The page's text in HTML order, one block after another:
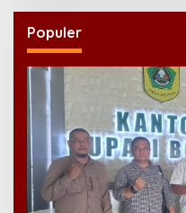
Populer